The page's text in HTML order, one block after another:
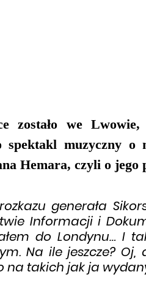
zostało we
spektakl muzyczny o
Hemara, czyli o
generała
Informacji i
do Londynu… I
Na ile jeszcze?
na takich jak ja wydany